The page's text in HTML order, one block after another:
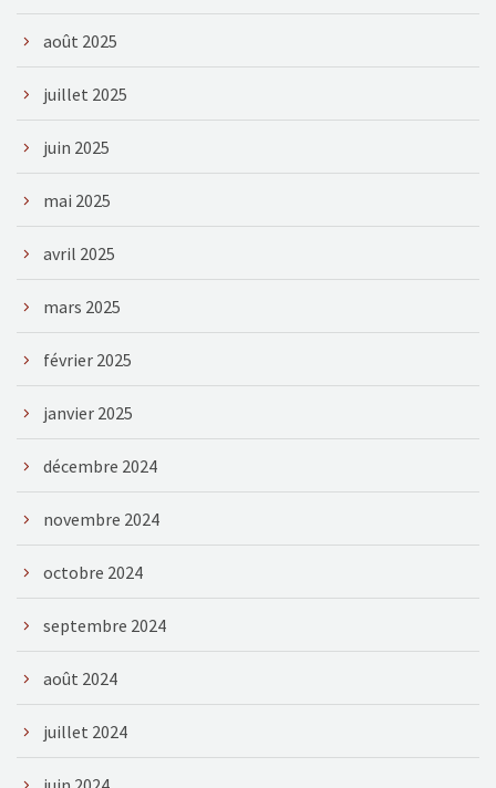
août 2025
juillet 2025
juin 2025
mai 2025
avril 2025
mars 2025
février 2025
janvier 2025
décembre 2024
novembre 2024
octobre 2024
septembre 2024
août 2024
juillet 2024